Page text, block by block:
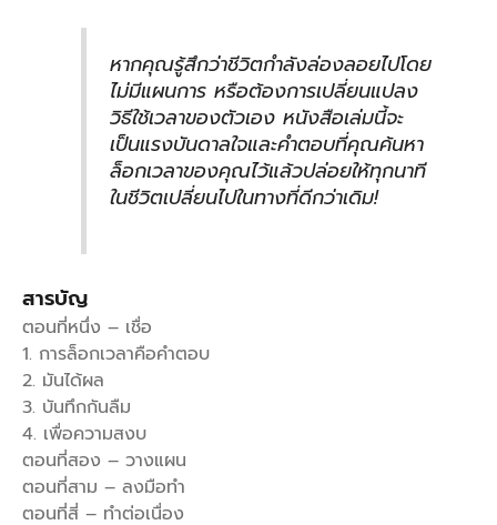
หากคุณรู้สึกว่าชีวิตกำลังล่องลอยไปโดย
ไม่มีแผนการ หรือต้องการเปลี่ยนแปลง
วิธีใช้เวลาของตัวเอง หนังสือเล่มนี้จะ
เป็นแรงบันดาลใจและคำตอบที่คุณค้นหา
ล็อกเวลาของคุณไว้แล้วปล่อยให้ทุกนาที
ในชีวิตเปลี่ยนไปในทางที่ดีกว่าเดิม!
สารบัญ
ตอนที่หนึ่ง – เชื่อ
1. การล็อกเวลาคือคำตอบ
2. มันได้ผล
3. บันทึกกันลืม
4. เพื่อความสงบ
ตอนที่สอง – วางแผน
ตอนที่สาม – ลงมือทำ
ตอนที่สี่ – ทำต่อเนื่อง